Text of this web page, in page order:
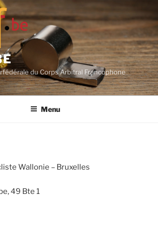
du Corps Arbitral Francophone
Menu
Wallonie – Bruxelles
49 Bte 1